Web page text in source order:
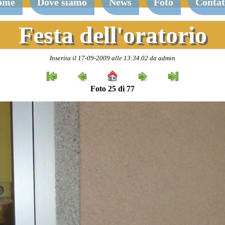
Festa dell'oratorio
Inserita il 17-09-2009 alle 13:34.02 da admin
Foto 25 di 77